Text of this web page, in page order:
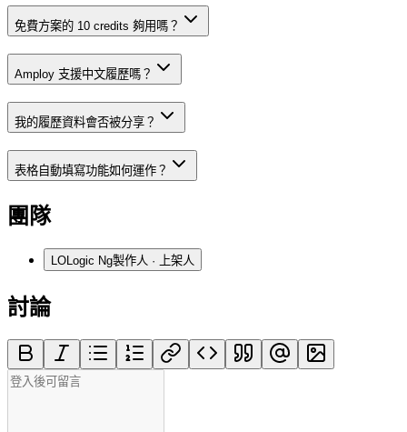
免費方案的 10 credits 夠用嗎？
Amploy 支援中文履歷嗎？
我的履歷資料會否被分享？
表格自動填寫功能如何運作？
團隊
LOLogic Ng製作人 · 上架人
討論